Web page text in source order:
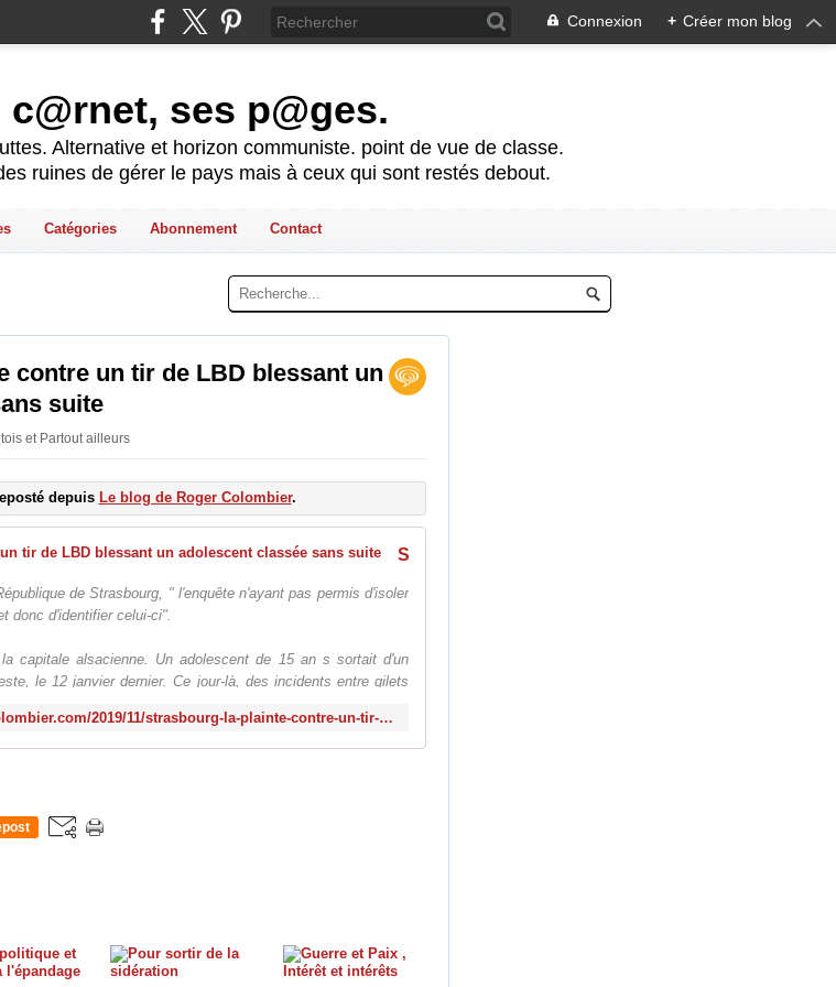
Connexion + Créer mon blog
ses p@ges.
Alternative et horizon communiste. point de vue de classe.
ruines de gérer le pays mais à ceux qui sont restés debout.
Catégories Abonnement Contact
contre un tir de LBD blessant un
suite
et Partout ailleurs
depuis Le blog de Roger Colombier.
de Strasbourg, " l'enquête n'ayant pas permis d'isoler
donc d'identifier celui-ci".
capitale alsacienne. Un adolescent de 15 an s sortait d'un
le 12 janvier dernier. Ce jour-là, des incidents entre gilets
http://www.le-blog-de-roger-colombier.com/2019/11/strasbourg-la-plainte-contre-un-tir-de-lbd-blessant-un-adolescent-classee-sans-suite.html